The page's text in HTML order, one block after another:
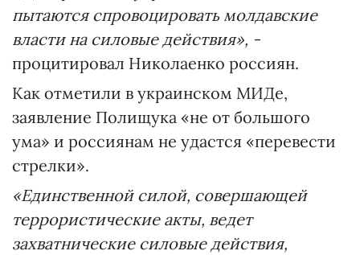
пытаются спровоцировать молдавские
власти на силовые действия», -
процитировал Николаенко россиян.
Как отметили в украинском МИДе,
заявление Полищука «не от большого
ума» и россиянам не удастся «перевести
стрелки».
«Единственной силой, совершающей
террористические акты, ведет
захватнические силовые действия,